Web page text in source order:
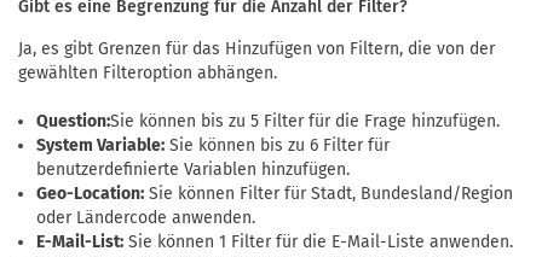
Gibt es eine Begrenzung für die Anzahl der Filter?
Ja, es gibt Grenzen für das Hinzufügen von Filtern, die von der
gewählten Filteroption abhängen.
Question:Sie können bis zu 5 Filter für die Frage hinzufügen.
System Variable: Sie können bis zu 6 Filter für
benutzerdefinierte Variablen hinzufügen.
Geo-Location: Sie können Filter für Stadt, Bundesland/Region
oder Ländercode anwenden.
E-Mail-List: Sie können 1 Filter für die E-Mail-Liste anwenden.